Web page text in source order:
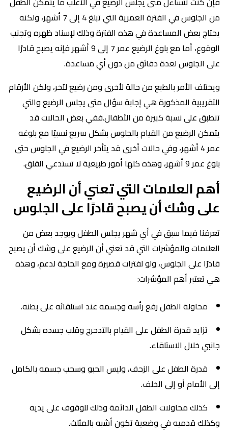
من الجلوس في الفترة العمرية التي تبلغ 4 إلى 7 أشهر، ولكنه
يحتاج بعض المساعدة في هذه الفترة وذلك لإسناد ظهره وتجنب
الوقوع، أما مع بلوغ الرضيع عمر 7 إلى 9 أشهر فإنه يصبح قادرًا
على الجلوس لعدة دقائق من دون أي مساعدة.
ويختلف الأمر بالطبع من حالة لأخرى ومن رضيع لآخر، ولكن الأرقام
التقريبية المذكورة هي إجابة سؤال متى يجلس الرضيع والتي
تنطبق على نسبة كبيرة من الأطفال.ففي بعض الحالات قد
يتمكن الرضيع من القيام بالجلوس بشكل سريع نسبيًا مع بلوغه
عمر 4 أشهر، وفي حالات أخرى قد يتأخر الرضيع في الجلوس حتى
بلوغ عمر 9 أشهر، وهذه كلها أمور طبيعية لا تستدعي القلق.
أهم العلامات التي تعني أن الرضيع
على وشك أن يصبح قادرًا على الجلوس
تعرفنا فيما سبق في أي شهر يجلس الطفل ويوجد بعض من
العلامات والمؤشرات التي قد تعني أن الرضيع على وشك أن يصبح
قادرًا على الجلوس، ولو لفترات قصيرة ومع الحاجة لدعم، وهذه
هي تعتبر أهم المؤشرات:
محاولة الطفل رفع رأسه وجسمه عند استلقائه على بطنه.
تزايد قدرة الطفل على القيام بالتدحرج وقلب جسده بشكل
جانبي خلال الاستلقاء.
قدرة الطفل على الزحف، وليس الحبو وسحب جسمه بالكامل
إلى الأمام أو إلى الخلف.
كذلك محاولات الطفل الدائمة وذلك للوقوف على يديه
وكذلك قدميه في وضعية تكون أشبه بالمثلث.